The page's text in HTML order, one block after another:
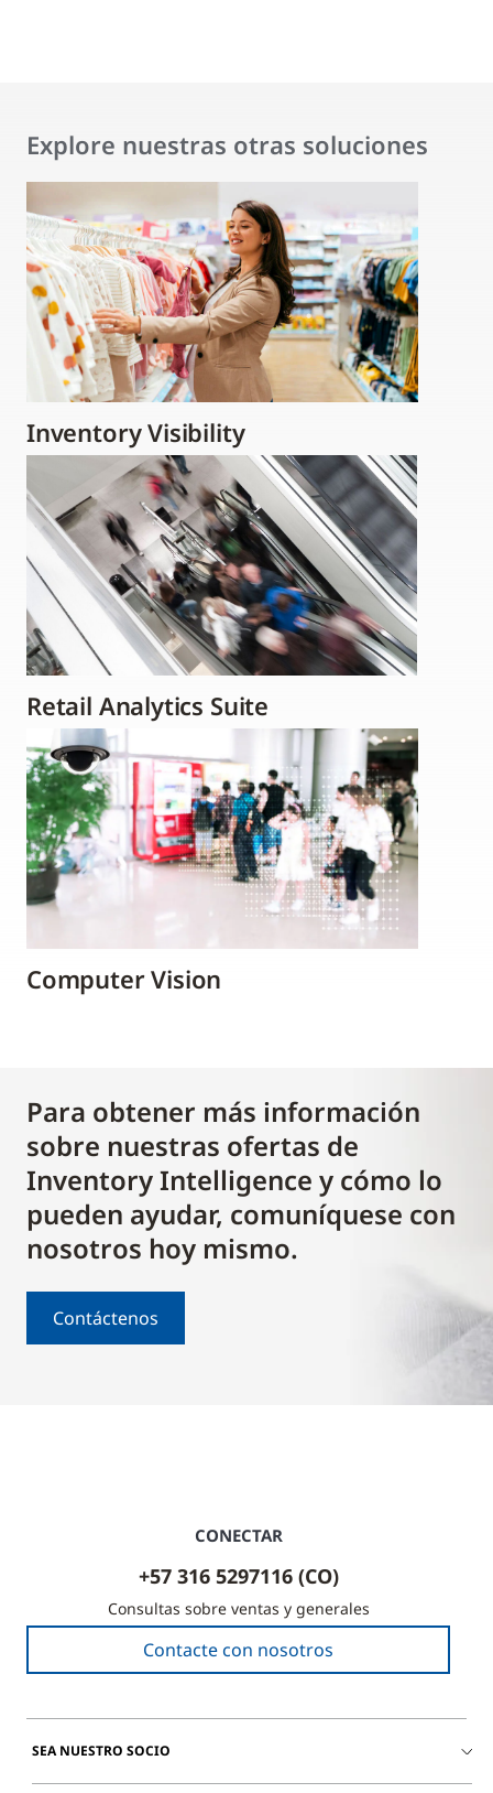
Explore nuestras otras soluciones
Inventory Visibility
Retail Analytics Suite
Computer Vision
Para obtener más información
sobre nuestras ofertas de
Inventory Intelligence y cómo lo
pueden ayudar, comuníquese con
nosotros hoy mismo.
Contáctenos
CONECTAR
+57 316 5297116 (CO)
Consultas sobre ventas y generales
Contacte con nosotros
SEA NUESTRO SOCIO